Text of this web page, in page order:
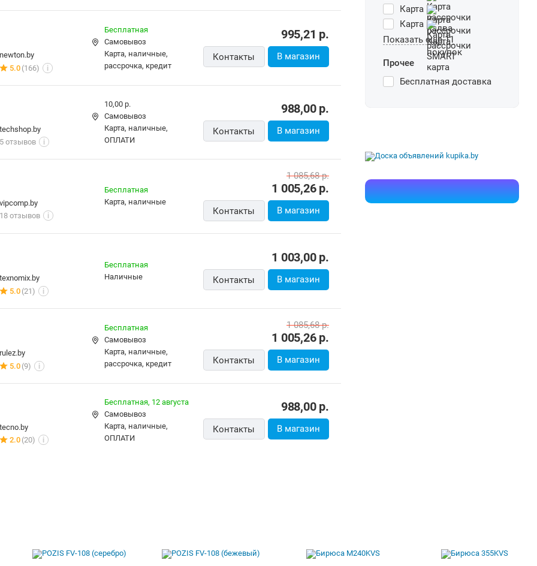
newton.by
5.0 (166) i
Бесплатная
Самовывоз
карта, наличные,
рассрочка, кредит
995,21 р.
Контакты В магазин
techshop.by
5 отзывов
i
10,00 р.
Самовывоз
карта, наличные,
ОПЛАТИ
988,00р.
Контакты В магазин
vipcomp.by
18 отзывов
i
Бесплатная
карта, наличные
1 005,26р.
1 085,68р.
Контакты В магазин
texnomix.by
5.0 (21) i
Бесплатная
наличные
1 003,00р.
Контакты В магазин
rulez.by
5.0 (9) i
Бесплатная
Самовывоз
карта, наличные,
рассрочка, кредит
1 005,26р.
1 085,68р.
Контакты В магазин
tecno.by
2.0 (20) i
Бесплатная, 12 августа
Самовывоз
карта, наличные,
ОПЛАТИ
988,00р.
Контакты В магазин
Карта
Карта
Показать еще 11
Прочее
Бесплатная доставка